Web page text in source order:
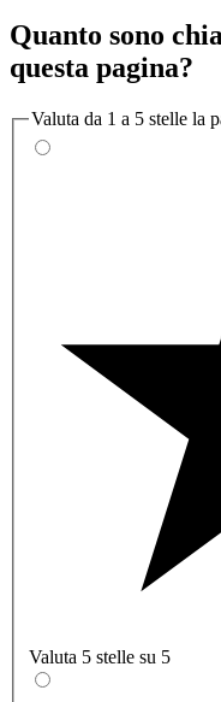
Quanto sono
questa pagina?
Valuta da 1 a 5 stelle la
Valuta 5 stelle su 5